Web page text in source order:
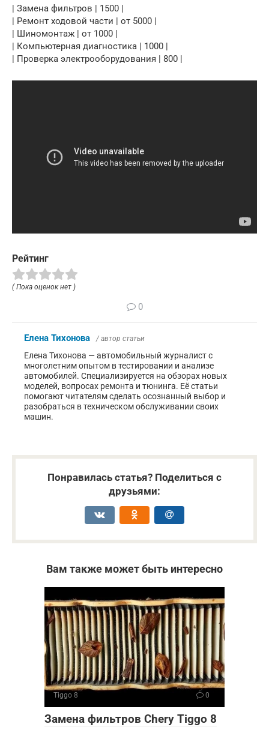
| Замена фильтров | 1500 |
| Ремонт ходовой части | от 5000 |
| Шиномонтаж | от 1000 |
| Компьютерная диагностика | 1000 |
| Проверка электрооборудования | 800 |
Рейтинг
( Пока оценок нет )
0
Елена Тихонова / автор статьи
Елена Тихонова — автомобильный журналист с
многолетним опытом в тестировании и анализе
автомобилей. Специализируется на обзорах новых
моделей, вопросах ремонта и тюнинга. Её статьи
помогают читателям сделать осознанный выбор и
разобраться в техническом обслуживании своих
машин.
Понравилась статья? Поделиться с
друзьями:
Вам также может быть интересно
Tiggo 8 0
Замена фильтров Chery Tiggo 8